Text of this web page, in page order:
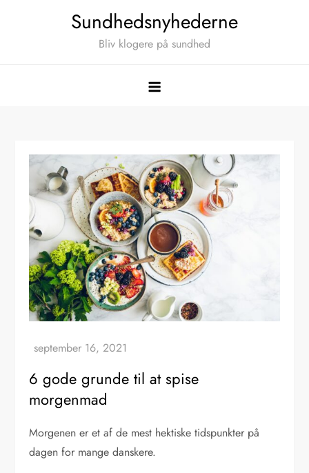
Sundhedsnyhederne
Bliv klogere på sundhed
6 gode grunde til at spise
morgenmad
Morgenen er et af de mest hektiske tidspunkter på
dagen for mange danskere.